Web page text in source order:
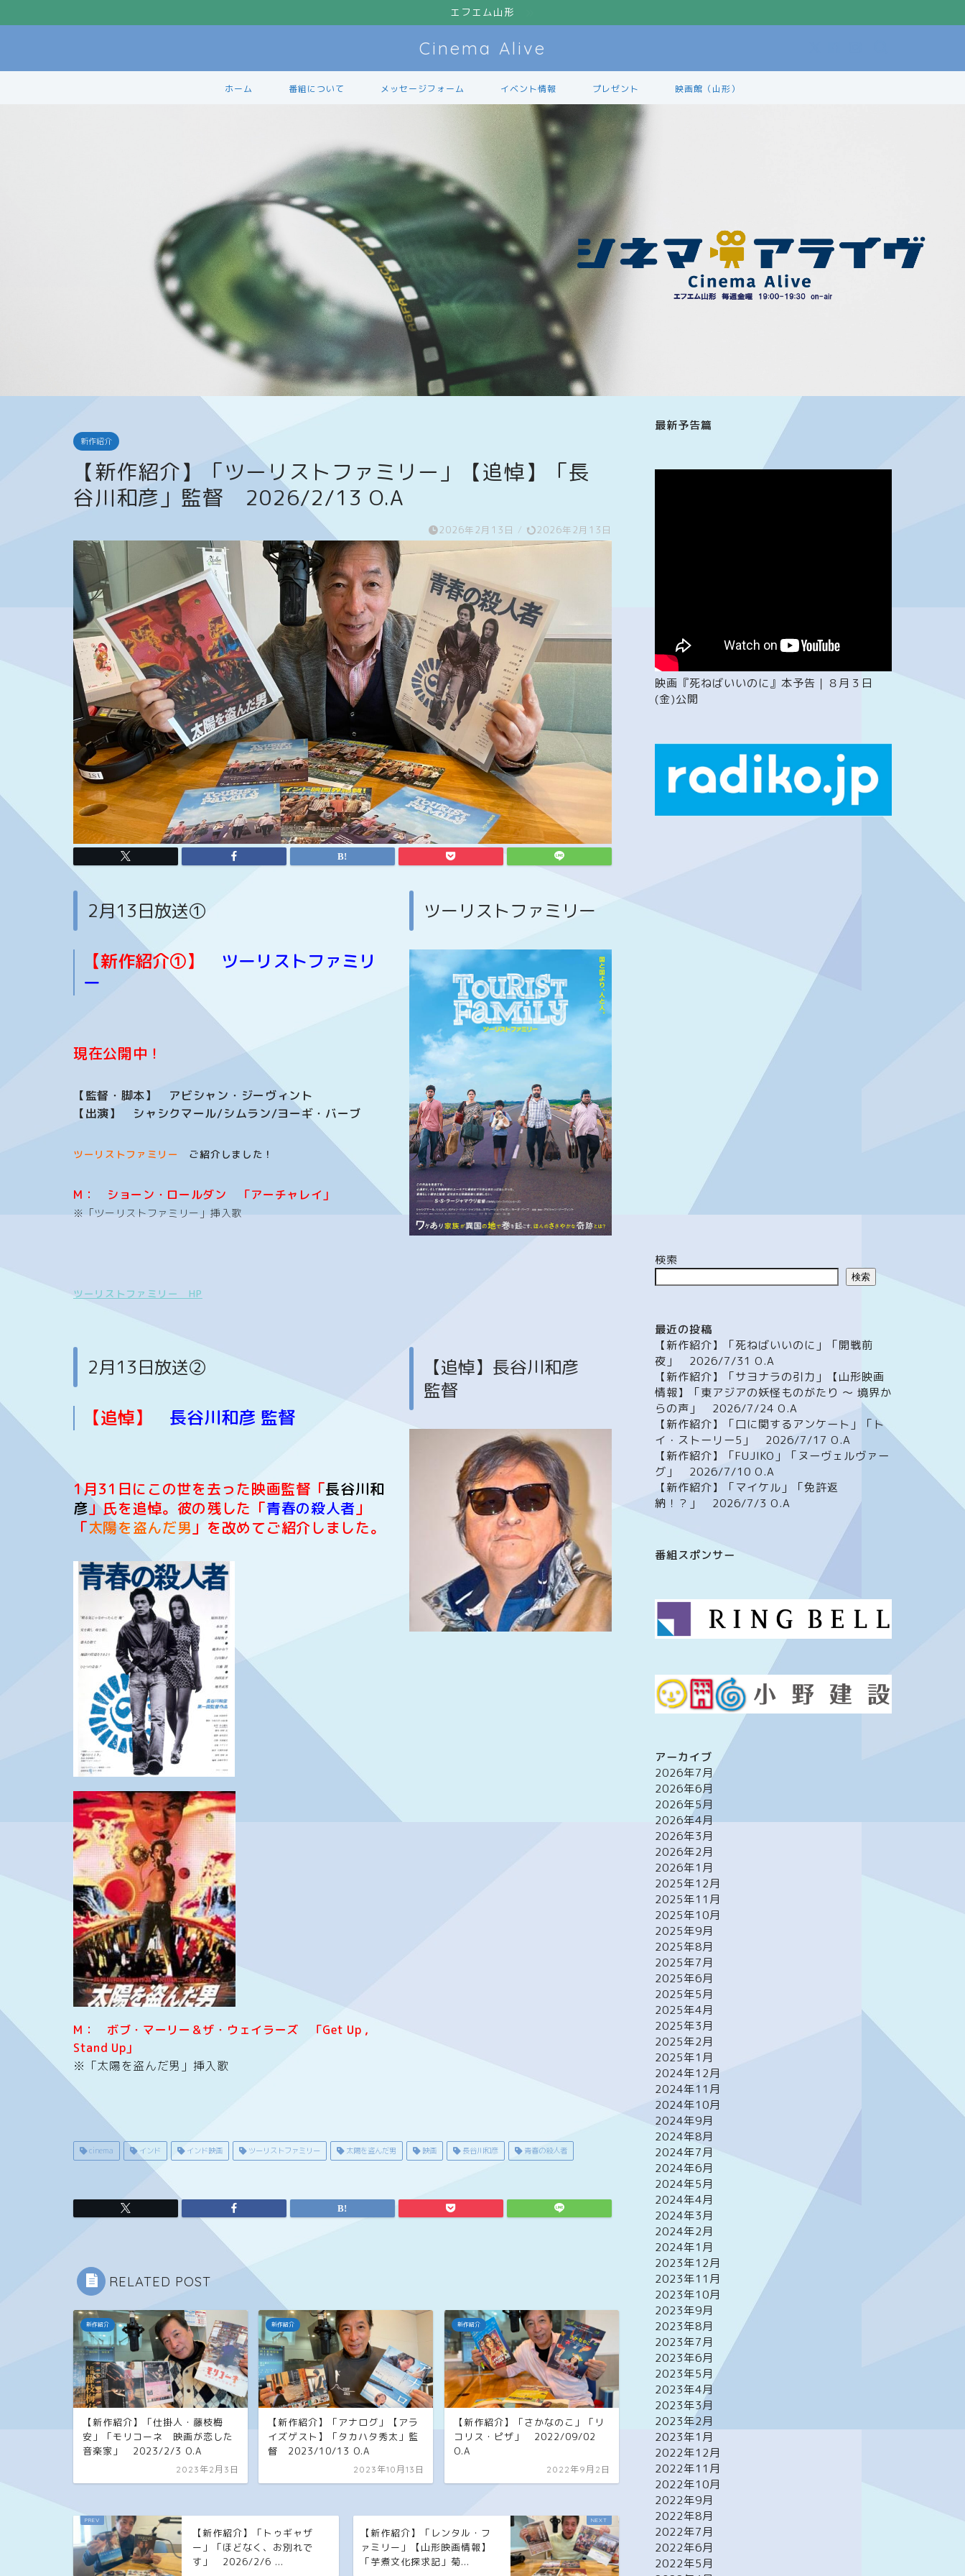
エフエム山形
Cinema Alive
ホーム 番組について メッセージフォーム イベント情報 プレゼント 映画館（山形）
新作紹介
【新作紹介】「ツーリストファミリー」【追悼】「長
谷川和彦」監督 2026/2/13 O.A
2026年2月13日 / 2026年2月13日
2月13日放送①
【新作紹介①】 ツーリストファミリ
ー
現在公開中！
【監督・脚本】 アビシャン・ジーヴィント
【出演】 シャシクマール/シムラン/ヨーギ・バーブ
ツーリストファミリー ご紹介 しました！
M： ショーン・ロールダン 「アーチャレイ」
※「ツーリストファミリー」挿入歌
ツーリストファミリー HP
ツーリストファミリー
2月13日放送②
【追悼】 長谷川和彦 監督
1月31日にこの世を去った映画監督「長谷川和
彦 」氏を追悼。彼の残した「青春の殺人者 」
「太陽を盗んだ男 」を改めてご紹介しました。
M： ボブ・マーリー＆ザ・ウェイラーズ 「Get Up ,
Stand Up」
※「太陽を盗んだ男」挿入歌
【追悼】長谷川和彦
監督
cinema インド インド映画 ツーリストファミリー 太陽を盗んだ男 映画 長谷川和彦 青春の殺人者
RELATED POST
新作紹介
【新作紹介】「仕掛人・藤枝梅
安」「モリコーネ 映画が恋した
音楽家」 2023/2/3 O.A
2023年2月3日
新作紹介
【新作紹介】「アナログ」【アラ
イズゲスト】「タカハタ秀太」監
督 2023/10/13 O.A
2023年10月13日
新作紹介
【新作紹介】「さかなのこ」「リ
コリス・ピザ」 2022/09/02
O.A
2022年9月2日
【新作紹介】「トゥギャザ
ー」「ほどなく、お別れで
す」 2026/2/6 ...
【新作紹介】「レンタル・フ
ァミリー」【山形映画情報】
「芋煮文化探求記」菊...
最新予告篇
映画『死ねばいいのに』本予告｜８月３日
(金)公開
検索
検索
最近の投稿
【新作紹介】「死ねばいいのに」「開戦前
夜」 2026/7/31 O.A
【新作紹介】「サヨナラの引力」【山形映画
情報】「東アジアの妖怪ものがたり ～ 境界か
らの声」 2026/7/24 O.A
【新作紹介】「口に関するアンケート」「ト
イ・ストーリー5」 2026/7/17 O.A
【新作紹介】「FUJIKO」「ヌーヴェルヴァー
グ」 2026/7/10 O.A
【新作紹介】「マイケル」「免許返
納！？」 2026/7/3 O.A
番組スポンサー
アーカイブ
2026年7月
2026年6月
2026年5月
2026年4月
2026年3月
2026年2月
2026年1月
2025年12月
2025年11月
2025年10月
2025年9月
2025年8月
2025年7月
2025年6月
2025年5月
2025年4月
2025年3月
2025年2月
2025年1月
2024年12月
2024年11月
2024年10月
2024年9月
2024年8月
2024年7月
2024年6月
2024年5月
2024年4月
2024年3月
2024年2月
2024年1月
2023年12月
2023年11月
2023年10月
2023年9月
2023年8月
2023年7月
2023年6月
2023年5月
2023年4月
2023年3月
2023年2月
2023年1月
2022年12月
2022年11月
2022年10月
2022年9月
2022年8月
2022年7月
2022年6月
2022年5月